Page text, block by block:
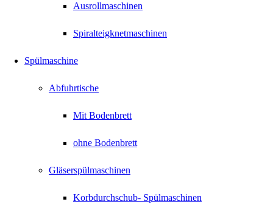
Ausrollmaschinen
Spiralteigknetmaschinen
Spülmaschine
Abfuhrtische
Mit Bodenbrett
ohne Bodenbrett
Gläserspülmaschinen
Korbdurchschub- Spülmaschinen